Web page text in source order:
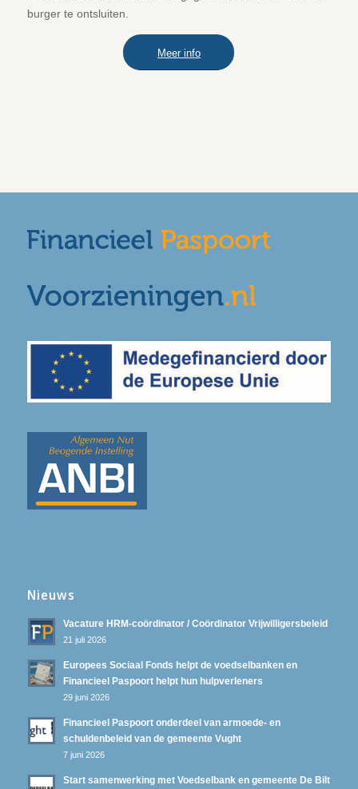
burger te ontsluiten.
Meer info
Nieuws
Vacature HRM-coördinator / Coördinator Vrijwilligersbeleid
21 juli 2026
Europees Sociaal Fonds helpt de voedselbanken en
Financieel Paspoort helpt hun hulpverleners
29 juni 2026
Financieel Paspoort onderdeel van armoede- en
schuldenbeleid van de gemeente Vught
7 juni 2026
Start samenwerking met Voedselbank en gemeente De Bilt